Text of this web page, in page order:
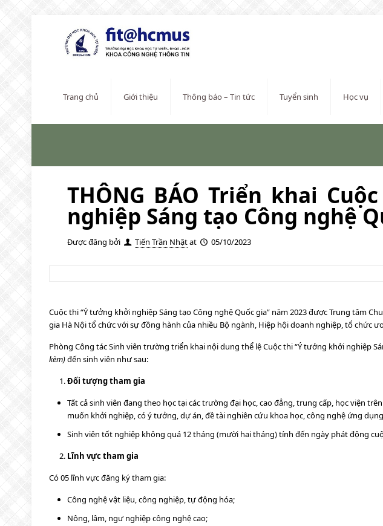
Trang chủ Giới thiệu Thông báo – Tin tức Tuyển sinh Học vụ
THÔNG BÁO Triển khai
nghiệp Sáng tạo Công nghệ
Được đăng bởi Tiến Trần Nhậtat 05/10/2023
Cuộc thi “Ý tưởng khởi nghiệp Sáng tạo Công nghệ Quốc gia” năm 2023 được Trung tâm
gia Hà Nội tổ chức với sự đồng hành của nhiều Bộ ngành, Hiệp hội doanh nghiệp, tổ chức
Phòng Công tác Sinh viên trường triển khai nội dung thể lệ Cuộc thi “Ý tưởng khởi nghiệp
kèm)đến sinh viên như sau:
Đối tượng tham gia
Tất cả sinh viên đang theo học tại các trường đại học, cao đẳng, trung cấp, học viện
muốn khởi nghiệp, có ý tưởng, dự án, đề tài nghiên cứu khoa học, công nghệ ứng
Sinh viên tốt nghiệp không quá 12 tháng (mười hai tháng) tính đến ngày phát động
Lĩnh vực tham gia
Có 05 lĩnh vực đăng ký tham gia:
Công nghệ vật liệu, công nghiệp, tự động hóa;
Nông, lâm, ngư nghiệp công nghệ cao;